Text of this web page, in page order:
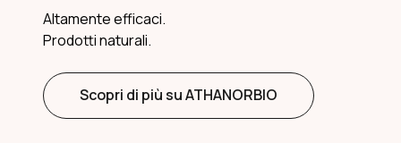
Altamente efficaci.
Prodotti naturali.
Scopri di più su ATHANORBIO